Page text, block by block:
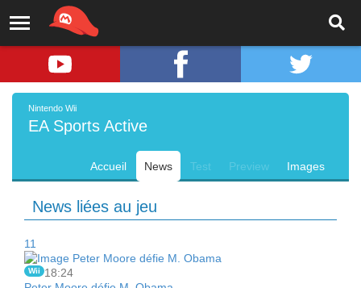
Nintendo Wii
EA Sports Active
Accueil News Test Preview Images
News liées au jeu
11
Wii
18:24